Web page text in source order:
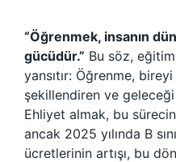
“Öğrenmek, insanın
gücüdür.” Bu söz,
yansıtır: Öğrenme,
şekillendiren ve
Ehliyet almak, bu
ancak 2025 yılında B
ücretlerinin artışı, bu